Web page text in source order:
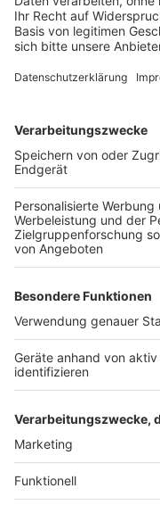
Anzeige
Wir
Details
Nutzung
Milky Chance -
(Official Video)
Anzeige